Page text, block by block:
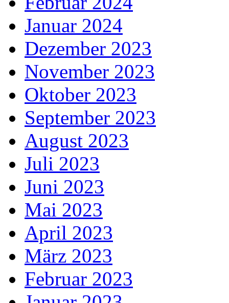
Januar 2024
Dezember 2023
November 2023
Oktober 2023
September 2023
August 2023
Juli 2023
Juni 2023
Mai 2023
April 2023
März 2023
Februar 2023